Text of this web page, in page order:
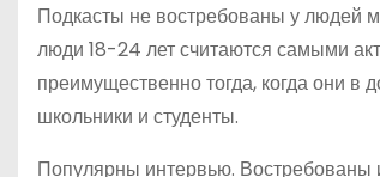
Подкасты не востребованы у людей
люди 18-24 лет считаются самыми
преимущественно тогда, когда они в
школьники и студенты.
Популярны интервью. Востребованы